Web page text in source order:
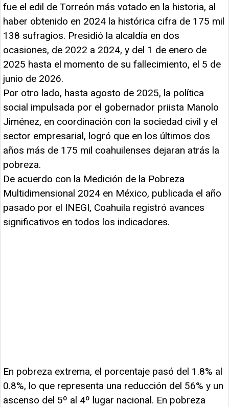
fue el edil de Torreón más votado en la historia, al
haber obtenido en 2024 la histórica cifra de 175 mil
138 sufragios. Presidió la alcaldía en dos
ocasiones, de 2022 a 2024, y del 1 de enero de
2025 hasta el momento de su fallecimiento, el 5 de
junio de 2026.
Por otro lado, hasta agosto de 2025, la política
social impulsada por el gobernador priista Manolo
Jiménez, en coordinación con la sociedad civil y el
sector empresarial, logró que en los últimos dos
años más de 175 mil coahuilenses dejaran atrás la
pobreza.
De acuerdo con la Medición de la Pobreza
Multidimensional 2024 en México, publicada el año
pasado por el INEGI, Coahuila registró avances
significativos en todos los indicadores.
En pobreza extrema, el porcentaje pasó del 1.8% al
0.8%, lo que representa una reducción del 56% y un
ascenso del 5º al 4º lugar nacional. En pobreza